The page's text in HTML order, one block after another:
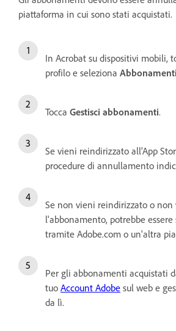
piattaforma in cui sono stati acquistati.
In Acrobat su dispositivi mobili,
profilo e seleziona Abbonamenti
Tocca Gestisci abbonamenti.
Se vieni reindirizzato all'App
procedure di annullamento
Se non vieni reindirizzato o non
l'abbonamento, potrebbe
tramite Adobe.com o un'altra
Per gli abbonamenti acquistati
tuo Account Adobe sul web e
da lì.